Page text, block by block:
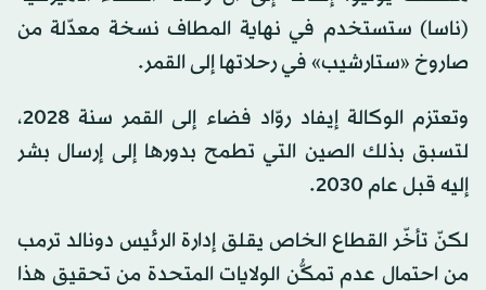
(ناسا) ستستخدم في نهاية المطاف نسخة معدّلة من
صاروخ «ستارشيب» في رحلاتها إلى القمر.
وتعتزم الوكالة إيفاد روّاد فضاء إلى القمر سنة 2028،
لتسبق بذلك الصين التي تطمح بدورها إلى إرسال بشر
إليه قبل عام 2030.
لكنّ تأخّر القطاع الخاص يقلق إدارة الرئيس دونالد ترمب
من احتمال عدم تمكُّن الولايات المتحدة من تحقيق هذا